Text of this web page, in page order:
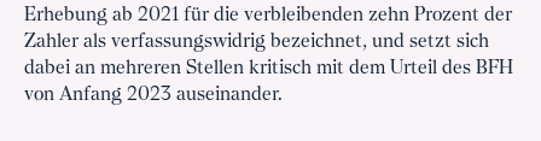
Erhebung ab 2021 für die verbleibenden zehn Prozent der
Zahler als verfassungswidrig bezeichnet, und setzt sich
dabei an mehreren Stellen kritisch mit dem Urteil des BFH
von Anfang 2023 auseinander.